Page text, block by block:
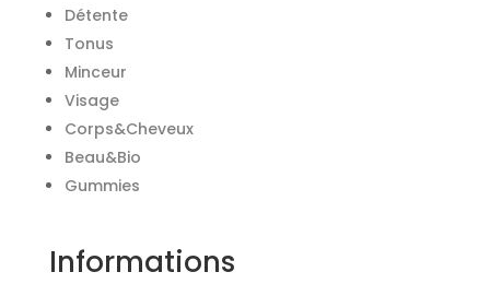
Détente
Tonus
Minceur
Visage
Corps&Cheveux
Beau&Bio
Gummies
Informations